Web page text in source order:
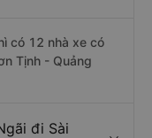
có 12 nhà xe có
Tịnh - Quảng
đi Sài